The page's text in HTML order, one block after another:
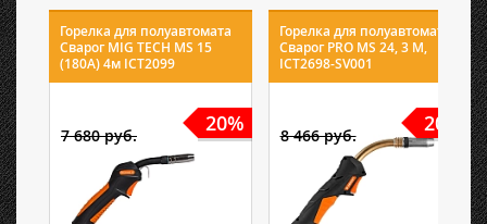
Горелка для полуавтомата
Сварог MIG TECH MS 15
(180А) 4м ICT2099
20%
7 680 руб.
Горелка для полуавтомата
Сварог PRO MS 24, 3 М,
ICT2698-SV001
20%
8 466 руб.